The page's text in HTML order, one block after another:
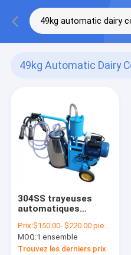
49kg Automatic Dairy
304SS trayeuses
automatiques
laitière de la machine
à traire 49kg
Prix:$150.00- $220.00 piece
MOQ:1 ensemble
Trouvez les derniers prix